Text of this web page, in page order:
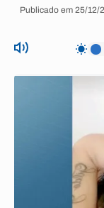
Publicado em 25/12/